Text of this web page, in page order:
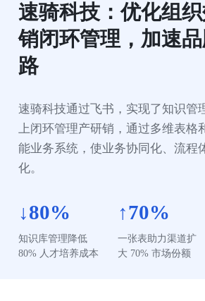
速骑科技：优化组
销闭环管理，加速
路
速骑科技通过飞书，实现了知识管
上闭环管理产研销，通过多维表格
能业务系统，使业务协同化、流程
化。
↓80%
知识库管理降低
80% 人才培养成本
↑70%
一张表助力渠道扩
大 70% 市场份额